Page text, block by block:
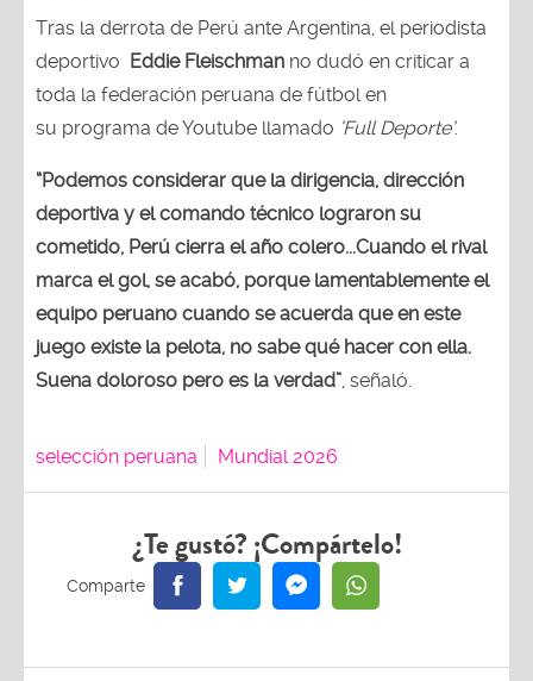
Tras la derrota de Perú ante Argentina, el periodista
deportivo Eddie Fleischman no dudó en criticar a
toda la federación peruana de fútbol en
su programa de Youtube llamado ‘Full Deporte’.
“Podemos considerar que la dirigencia, dirección
deportiva y el comando técnico lograron su
cometido, Perú cierra el año colero...Cuando el rival
marca el gol, se acabó, porque lamentablemente el
equipo peruano cuando se acuerda que en este
juego existe la pelota, no sabe qué hacer con ella.
Suena doloroso pero es la verdad”, señaló.
selección peruana Mundial 2026
¿Te gustó? ¡Compártelo!